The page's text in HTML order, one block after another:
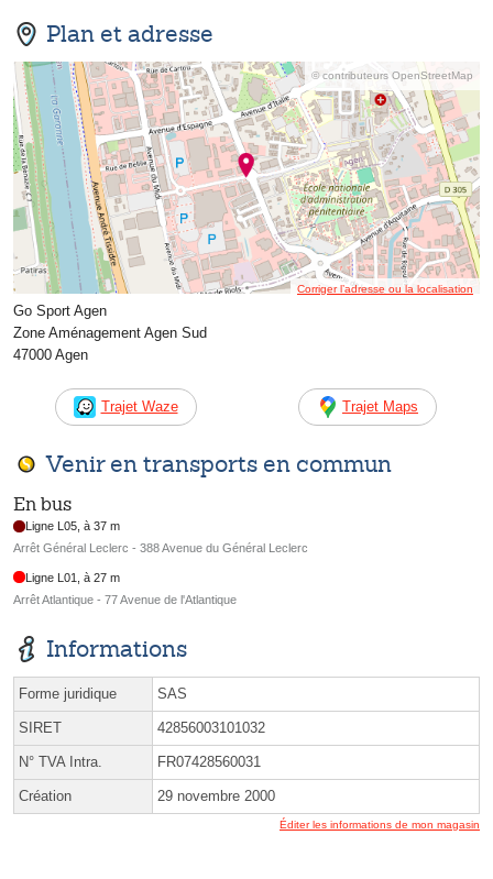
Plan et adresse
© contributeurs OpenStreetMap
Corriger l’adresse ou la localisation
Go Sport Agen
Zone Aménagement Agen Sud
47000 Agen
Trajet Waze Trajet Maps
Venir en transports en commun
En bus
Ligne L05, à 37 m
Arrêt Général Leclerc - 388 Avenue du Général Leclerc
Ligne L01, à 27 m
Arrêt Atlantique - 77 Avenue de l'Atlantique
Informations
Forme juridique SAS
SIRET 42856003101032
N° TVA Intra. FR07428560031
Création 29 novembre 2000
Éditer les informations de mon magasin